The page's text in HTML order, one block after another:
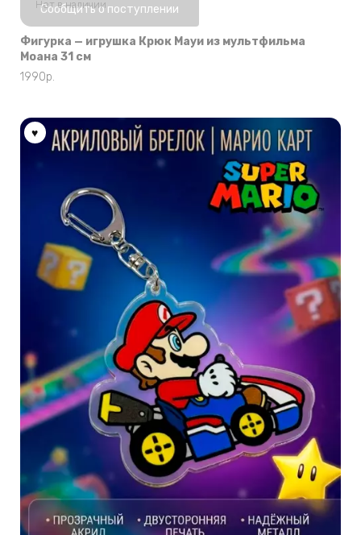
Нет в наличии
Сообщить о поступлении
Фигурка — игрушка Крюк Мауи из мультфильма
Моана 31 см
1990р.